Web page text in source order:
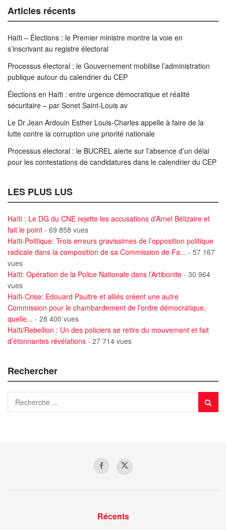
Articles récents
Haïti – Élections : le Premier ministre montre la voie en
s’inscrivant au registre électoral
Processus électoral : le Gouvernement mobilise l’administration
publique autour du calendrier du CEP
Élections en Haïti : entre urgence démocratique et réalité
sécuritaire – par Sonet Saint-Louis av
Le Dr Jean Ardouin Esther Louis-Charles appelle à faire de la
lutte contre la corruption une priorité nationale
Processus électoral : le BUCREL alerte sur l’absence d’un délai
pour les contestations de candidatures dans le calendrier du CEP
LES PLUS LUS
Haïti : Le DG du CNE rejette les accusations d’Arnel Bélizaire et
fait le point - 69 858 vues
Haïti-Politique: Trois erreurs gravissimes de l’opposition politique
radicale dans la composition de sa Commission de Fa... - 57 167
vues
Haïti: Opération de la Police Nationale dans l’Artibonite - 30 964
vues
Haïti-Crise: Edouard Paultre et alliés créent une autre
Commission pour le chambardement de l’ordre démocratique,
quelle... - 28 400 vues
Haïti/Rebellion : Un des policiers se retire du mouvement et fait
d’étonnantes révélations - 27 714 vues
Rechercher
Récents